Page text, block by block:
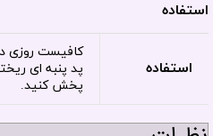
استفاده
استفاده
کافیست روزی
پد پنبه ای
پخش کنید.